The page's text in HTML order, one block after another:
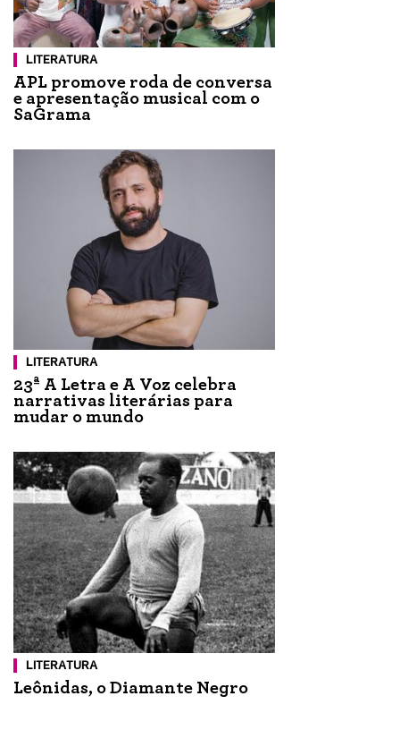
LITERATURA
APL promove roda de conversa
e apresentação musical com o
SaGrama
LITERATURA
23ª A Letra e A Voz celebra
narrativas literárias para
mudar o mundo
LITERATURA
Leônidas, o Diamante Negro